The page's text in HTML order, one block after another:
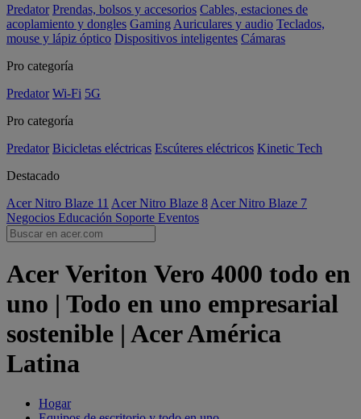
Predator Prendas, bolsos y accesorios Cables, estaciones de
acoplamiento y dongles Gaming Auriculares y audio Teclados,
mouse y lápiz óptico Dispositivos inteligentes Cámaras
Pro categoría
Predator Wi-Fi 5G
Pro categoría
Predator Bicicletas eléctricas Escúteres eléctricos Kinetic Tech
Destacado
Acer Nitro Blaze 11 Acer Nitro Blaze 8 Acer Nitro Blaze 7
Negocios Educación Soporte Eventos
Acer Veriton Vero 4000 todo en
uno | Todo en uno empresarial
sostenible | Acer América
Latina
Hogar